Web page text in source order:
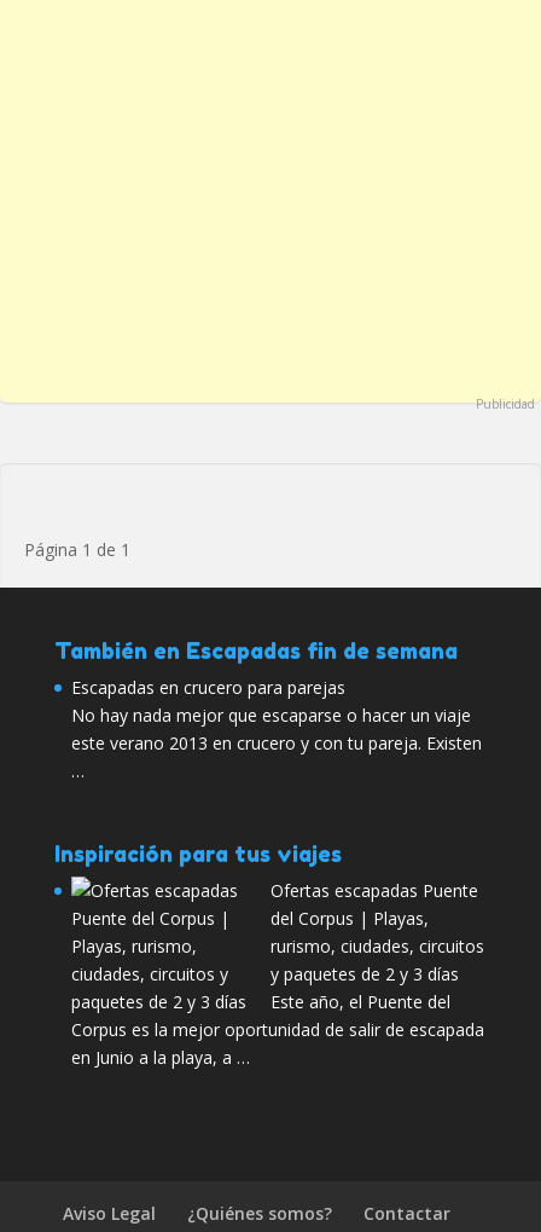
Publicidad
Página 1 de 1
También en Escapadas fin de semana
Escapadas en crucero para parejas
No hay nada mejor que escaparse o hacer un viaje
este verano 2013 en crucero y con tu pareja. Existen
…
Inspiración para tus viajes
Ofertas escapadas Puente
del Corpus | Playas,
rurismo, ciudades, circuitos
y paquetes de 2 y 3 días
Este año, el Puente del
Corpus es la mejor oportunidad de salir de escapada
en Junio a la playa, a …
Aviso Legal ¿Quiénes somos?
Contactar